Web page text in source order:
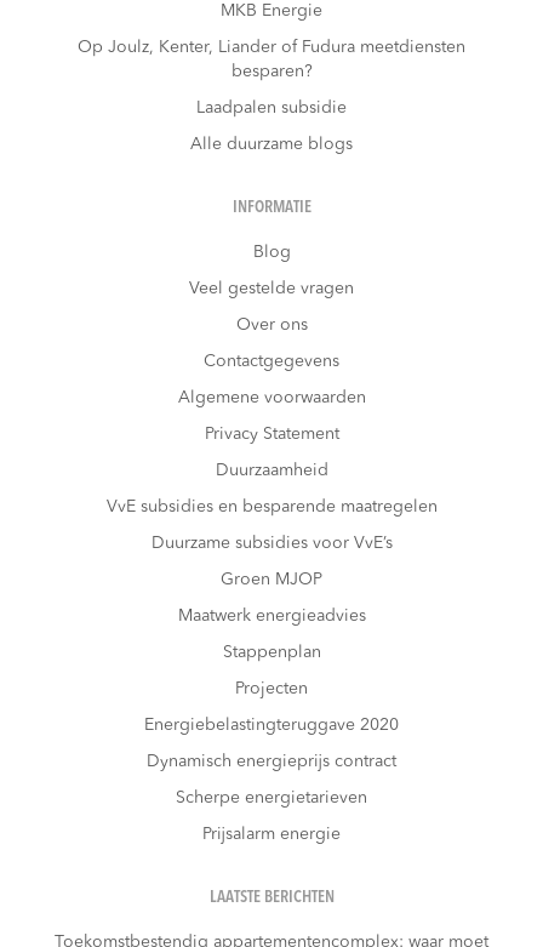
MKB Energie
Op Joulz, Kenter, Liander of Fudura meetdiensten
besparen?
Laadpalen subsidie
Alle duurzame blogs
INFORMATIE
Blog
Veel gestelde vragen
Over ons
Contactgegevens
Algemene voorwaarden
Privacy Statement
Duurzaamheid
VvE subsidies en besparende maatregelen
Duurzame subsidies voor VvE’s
Groen MJOP
Maatwerk energieadvies
Stappenplan
Projecten
Energiebelastingteruggave 2020
Dynamisch energieprijs contract
Scherpe energietarieven
Prijsalarm energie
LAATSTE BERICHTEN
Toekomstbestendig appartementencomplex: waar moet